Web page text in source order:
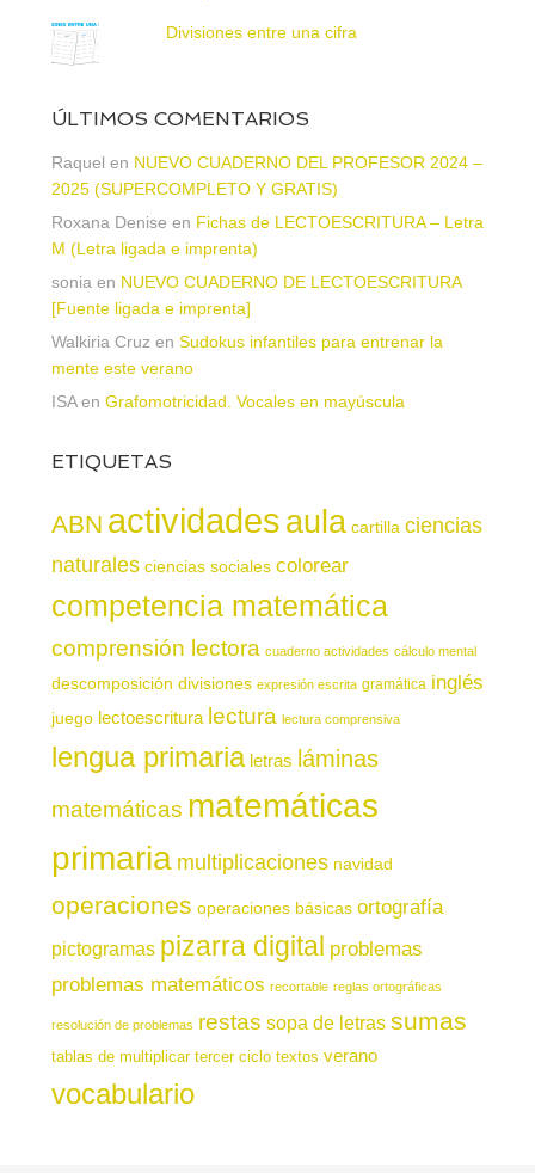
Divisiones entre una cifra
ÚLTIMOS COMENTARIOS
Raquel en NUEVO CUADERNO DEL PROFESOR 2024 –
2025 (SUPERCOMPLETO Y GRATIS)
Roxana Denise en Fichas de LECTOESCRITURA – Letra
M (Letra ligada e imprenta)
sonia en NUEVO CUADERNO DE LECTOESCRITURA
[Fuente ligada e imprenta]
Walkiria Cruz en Sudokus infantiles para entrenar la
mente este verano
ISAen Grafomotricidad. Vocales en mayúscula
ETIQUETAS
ABN actividadesaula cartilla ciencias
naturales ciencias sociales colorear
competencia matemática
comprensión lectora cuaderno actividades cálculo mental
descomposición divisiones expresión escrita gramática inglés
juego lectoescritura lectura lectura comprensiva
lengua primaria letras láminas
matemáticas matemáticas
primaria multiplicaciones navidad
operaciones operaciones básicas ortografía
pictogramas pizarra digital problemas
problemas matemáticos recortable reglas ortográficas
resolución de problemas restas sopa de letras sumas
tablas de multiplicar tercer ciclo textos verano
vocabulario